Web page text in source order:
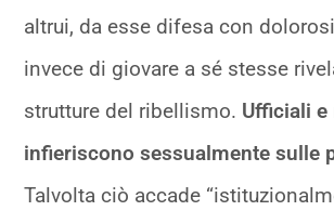
altrui, da esse difesa con
invece di giovare a sé stesse
strutture del ribellismo. Ufficiali
infieriscono sessualmente sulle
Talvolta ciò accade